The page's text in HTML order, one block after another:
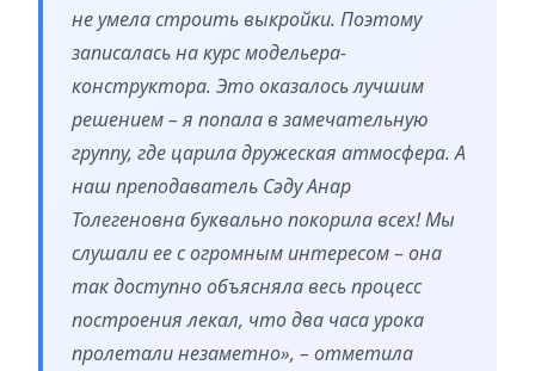
не умела строить выкройки. Поэтому
записалась на курс модельера-
конструктора. Это оказалось лучшим
решением – я попала в замечательную
группу, где царила дружеская атмосфера. А
наш преподаватель Сәду Анар
Толегеновна буквально покорила всех! Мы
слушали ее с огромным интересом – она
так доступно объясняла весь процесс
построения лекал, что два часа урока
пролетали незаметно», – отметила